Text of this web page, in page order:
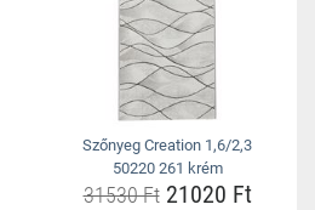
Szőnyeg Creation 1,6/2,3
50220 261 krém
31530 Ft21020 Ft